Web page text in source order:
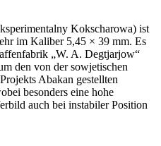
Kokscharowa) ist
im Kaliber 5,45 × 39 mm. Es
„W. A. Degtjarjow“
den von der sowjetischen
Abakan gestellten
besonders eine hohe
auch bei instabiler Position